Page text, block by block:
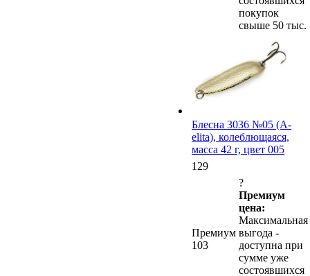
покупок
свыше 50 тыс.
Блесна 3036 №05 (А-
elita), колеблющаяся,
масса 42 г, цвет 005
129
Премиум
103
?
Премиум
цена:
Максимальная
выгода -
доступна при
сумме уже
состоявшихся